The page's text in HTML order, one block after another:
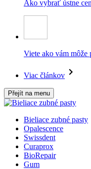
Ako vybrať ústne
Viete ako vám môže
Viac článkov
Přejít na menu
Bieliace zubné pasty
Opalescence
Swissdent
Curaprox
BioRepair
Gum